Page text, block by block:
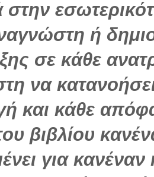
ή
σε κάθε
να
και κάθε
βιβλίου
για